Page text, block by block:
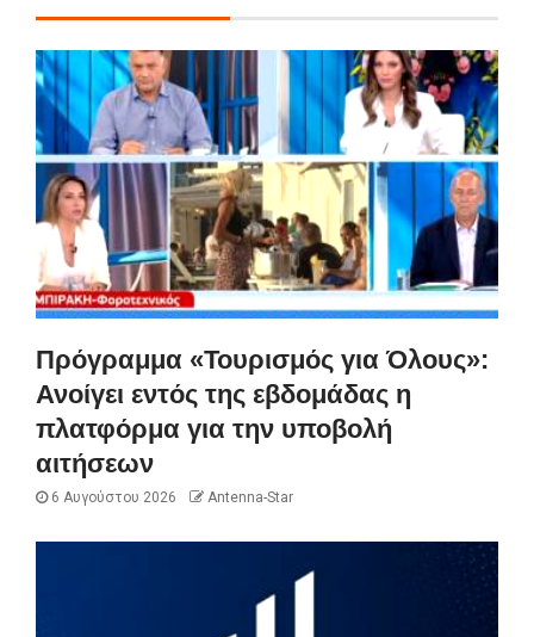
Πρόγραμμα «Τουρισμός για Όλους»:
Ανοίγει εντός της εβδομάδας η
πλατφόρμα για την υποβολή
αιτήσεων
6 Αυγούστου 2026 Antenna-Star